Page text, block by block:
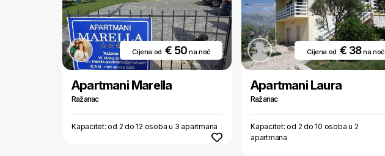
Cijena od € 50na noć
Apartmani Marella
Ražanac
Kapacitet: od 2 do 12 osoba u 3 apartmana
Cijena od € 38na noć
Apartmani Laura
Ražanac
Kapacitet: od 2 do 10 osoba u 2
apartmana